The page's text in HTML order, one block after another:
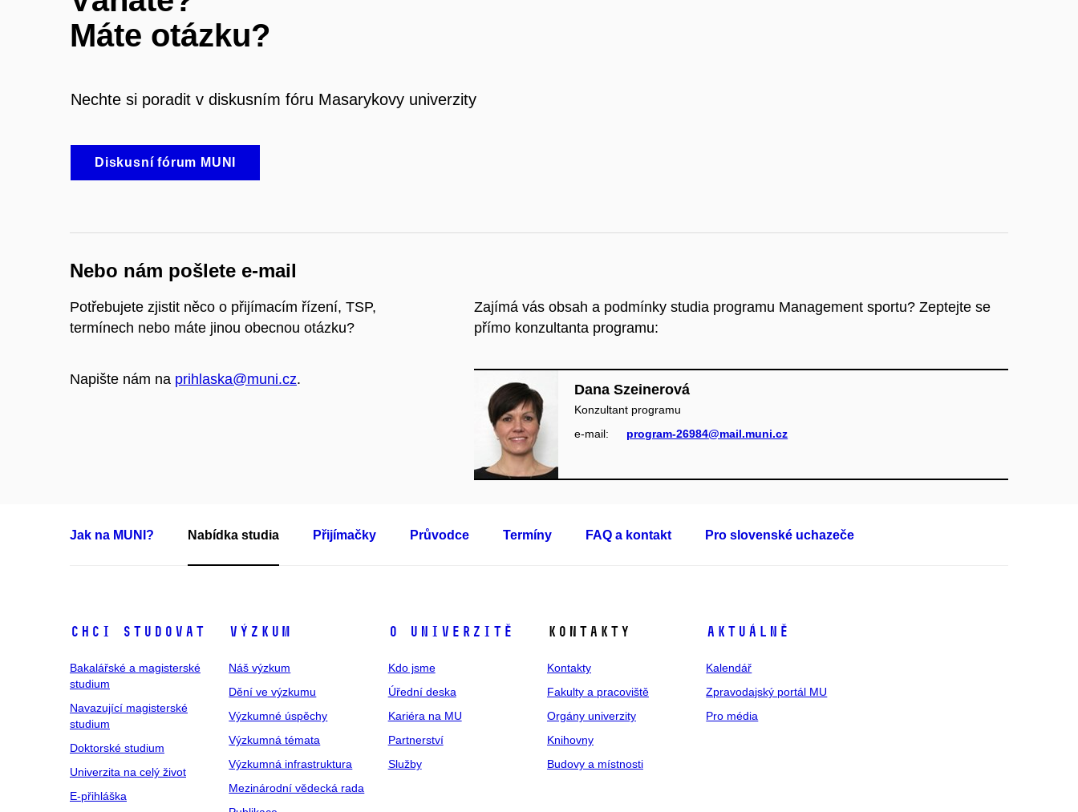
Máte otázku?
Nechte si poradit v diskusním fóru Masarykovy univerzity
Diskusní fórum MUNI
Nebo nám pošlete e-mail
Potřebujete zjistit něco o přijímacím řízení, TSP,
termínech nebo máte jinou obecnou otázku?
Napište nám na prihlaska@muni.cz.
Zajímá vás obsah a podmínky studia programu Management sportu? Zeptejte se
přímo konzultanta programu:
Dana Szeinerová
Konzultant programu
e‑mail:
program-26984@mail.muni.cz
Jak na MUNI? Nabídka studia Přijímačky Průvodce Termíny FAQ a kontakt Pro slovenské uchazeče
Chci studovat
Bakalářské a magisterské
studium
Navazující magisterské
studium
Doktorské studium
Univerzita na celý život
E-přihláška
Výzkum
Náš výzkum
Dění ve výzkumu
Výzkumné úspěchy
Výzkumná témata
Výzkumná infrastruktura
Mezinárodní vědecká rada
O univerzitě
Kdo jsme
Úřední deska
Kariéra na MU
Partnerství
Služby
Kontakty
Kontakty
Fakulty a pracoviště
Orgány univerzity
Knihovny
Budovy a místnosti
Aktuálně
Kalendář
Zpravodajský portál MU
Pro média